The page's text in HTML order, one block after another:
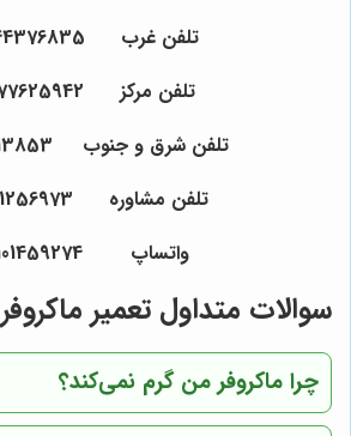
تلفن غرب 02144376835
تلفن مرکز 02177625942
تلفن شرق و جنوب 02177413853
تلفن مشاوره 09941256973
واتساپ 09101459274
سوالات متداول تعمیر ماکروفر
چرا ماکروفر من گرم نمی‌کند؟